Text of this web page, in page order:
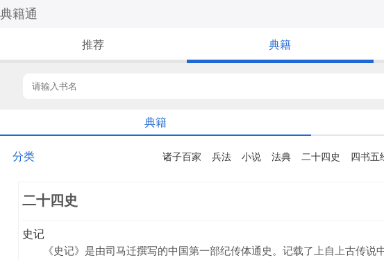
典籍通
推荐 典籍
典籍
分类 诸子百家 兵法 小说 法典 二十四史 四书五
二十四史
史记
《史记》是由司马迁撰写的中国第一部纪传体通史。记载了上自上古传说